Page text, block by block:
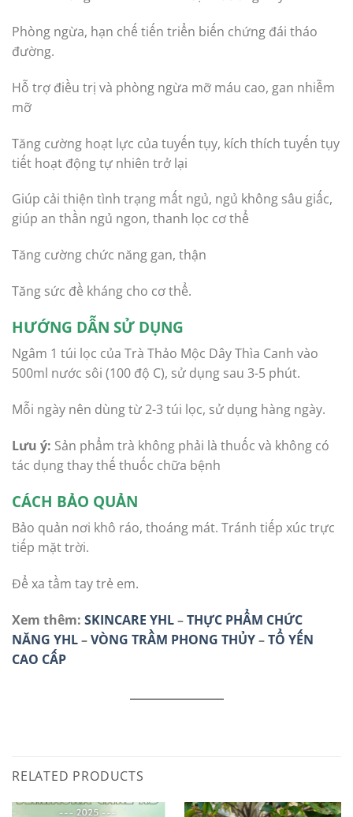
Phòng ngừa, hạn chế tiến triển biến chứng đái tháo
đường.
Hỗ trợ điều trị và phòng ngừa mỡ máu cao, gan nhiễm
mỡ
Tăng cường hoạt lực của tuyến tụy, kích thích tuyến tụy
tiết hoạt động tự nhiên trở lại
Giúp cải thiện tình trạng mất ngủ, ngủ không sâu giấc,
giúp an thần ngủ ngon, thanh lọc cơ thể
Tăng cường chức năng gan, thận
Tăng sức đề kháng cho cơ thể.
HƯỚNG DẪN SỬ DỤNG
Ngâm 1 túi lọc của Trà Thảo Mộc Dây Thìa Canh vào
500ml nước sôi (100 độ C), sử dụng sau 3-5 phút.
Mỗi ngày nên dùng từ 2-3 túi lọc, sử dụng hàng ngày.
Lưu ý: Sản phẩm trà không phải là thuốc và không có
tác dụng thay thế thuốc chữa bệnh
CÁCH BẢO QUẢN
Bảo quản nơi khô ráo, thoáng mát. Tránh tiếp xúc trực
tiếp mặt trời.
Để xa tầm tay trẻ em.
Xem thêm: SKINCARE YHL–THỰC PHẨM CHỨC
NĂNG YHL–VÒNG TRẦM PHONG THỦY–TỔ YẾN
CAO CẤP
RELATED PRODUCTS